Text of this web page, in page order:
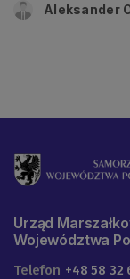
Aleksander
Urząd
Województwa
Telefon +48 58 32